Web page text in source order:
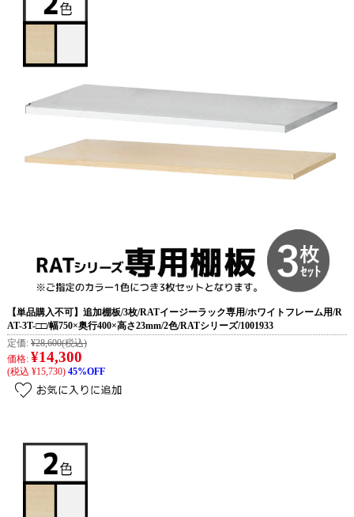
【単品購入不可】追加棚板/3枚/RATイージーラック専用/ホワイトフレーム用/R
AT-3T-□□/幅750×奥行400×高さ23mm/2色/RATシリーズ/1001933
定価: ¥28,600(税込)
価格: ¥14,300
(税込 ¥15,730) 45%OFF